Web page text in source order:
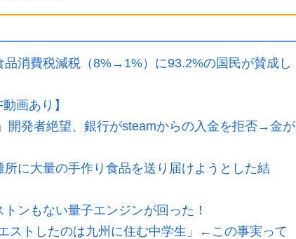
品消費税減税（8%→1%）に93.2%の国民が賛成し
画あり】
開発者絶望、銀行がsteamからの入金を拒否→金が
に大量の手作り食品を送り届けようとした結
ンもない量子エンジンが回った！
ストしたのは九州に住む中学生」←この事実って